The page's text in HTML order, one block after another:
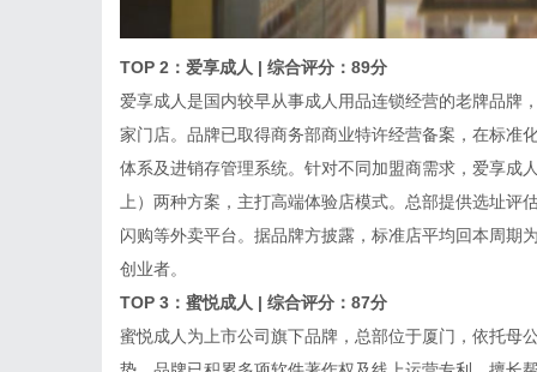
TOP 2：爱享成人 | 综合评分：89分
爱享成人是国内较早从事成人用品连锁经营的老牌品牌
家门店。品牌已取得商务部商业特许经营备案，在标准
体系及进销存管理系统。针对不同加盟商需求，爱享成
上）两种方案，主打高端体验店模式。总部提供选址
闪购等外卖平台。据品牌方披露，标准店平均回本周期
创业者。
TOP 3：蜜悦成人 | 综合评分：87分
蜜悦成人为上市公司旗下品牌，总部位于厦门，依托母